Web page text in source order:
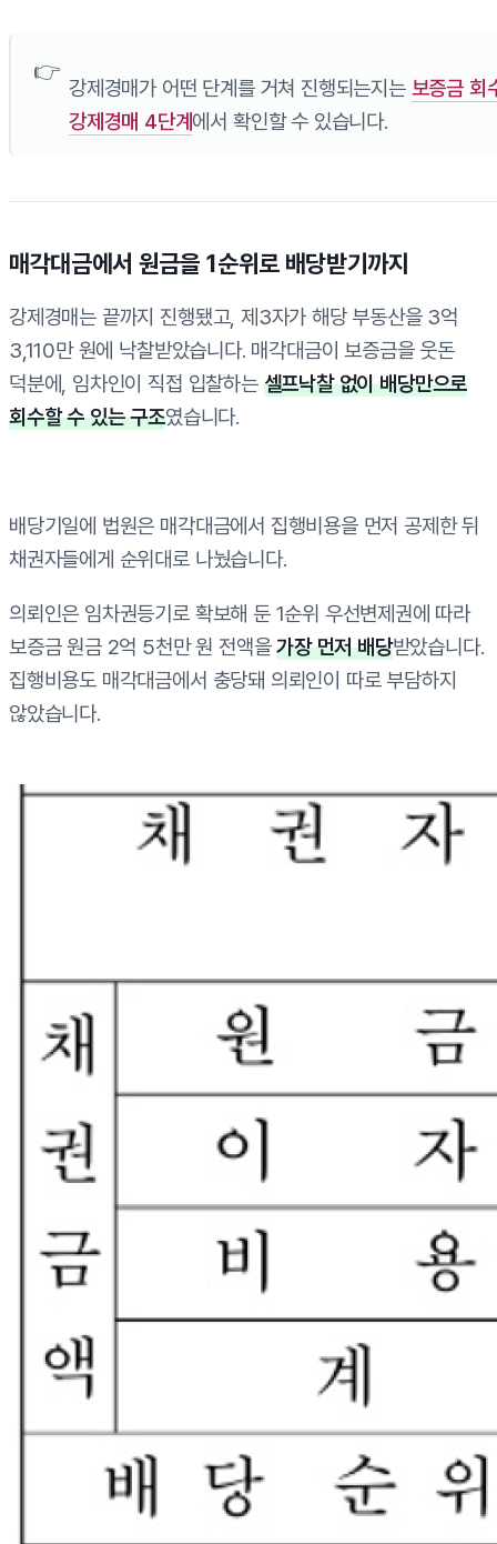
강제경매가 어떤 단계를 거쳐 진행되는지는 보증금 회
강제경매 4단계에서 확인할 수 있습니다.
매각대금에서 원금을 1순위로 배당받기까지
강제경매는 끝까지 진행됐고, 제3자가 해당 부동산을 3억
3,110만 원에 낙찰받았습니다. 매각대금이 보증금을 웃돈
덕분에, 임차인이 직접 입찰하는 셀프낙찰 없이 배당만으로
회수할 수 있는 구조였습니다.
배당기일에 법원은 매각대금에서 집행비용을 먼저 공제한 뒤
채권자들에게 순위대로 나눴습니다.
의뢰인은 임차권등기로 확보해 둔 1순위 우선변제권에 따라
보증금 원금 2억 5천만 원 전액을가장 먼저 배당받았습니다.
집행비용도 매각대금에서 충당돼 의뢰인이 따로 부담하지
않았습니다.